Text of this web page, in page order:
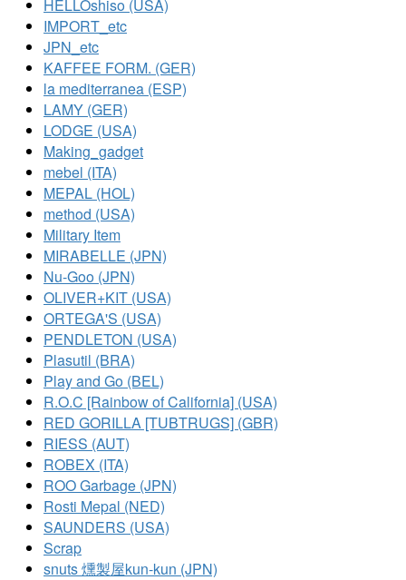
HELLOshiso (USA)
IMPORT_etc
JPN_etc
KAFFEE FORM. (GER)
la mediterranea (ESP)
LAMY (GER)
LODGE (USA)
Making_gadget
mebel (ITA)
MEPAL (HOL)
method (USA)
Military Item
MIRABELLE (JPN)
Nu-Goo (JPN)
OLIVER+KIT (USA)
ORTEGA'S (USA)
PENDLETON (USA)
Plasutil (BRA)
Play and Go (BEL)
R.O.C [Rainbow of California] (USA)
RED GORILLA [TUBTRUGS] (GBR)
RIESS (AUT)
ROBEX (ITA)
ROO Garbage (JPN)
Rosti Mepal (NED)
SAUNDERS (USA)
Scrap
snuts 燻製屋kun-kun (JPN)